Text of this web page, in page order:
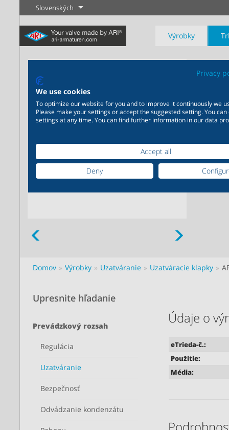
Slovenských
Výrobky
Novinky Regulácia
Zistiť viac
Priemysel
priemysel - Váš flexibilný
aplikácie
Zistiť viac
Chémia
- Výrobné riešenia šité na
mieru Vašim individuálnym
požiadavkám
Zistiť viac
Domov Výrobky Uzatváranie Uzatváracie klapky
Údaje o
eTrieda-č.:
Použitie:
Média:
Upresnite hľadanie
Prevádzkový rozsah
Regulácia
Uzatváranie
Bezpečnosť
Odvádzanie kondenzátu
Privacy
We use cookies
To optimize our website for you and to improve it continuously we
Please make your settings or accept the suggested setting. You
settings at any time. You can find further information in our data
Accept all
Deny